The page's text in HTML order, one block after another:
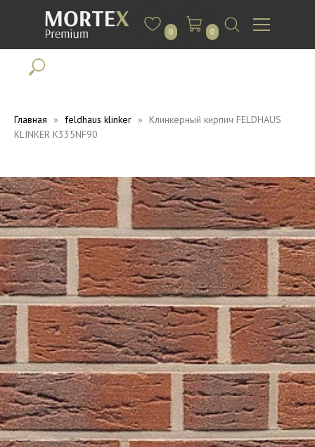
0 0
Главная feldhaus klinker
Клинкерный кирпич FELDHAUS
KLINKER K335NF90